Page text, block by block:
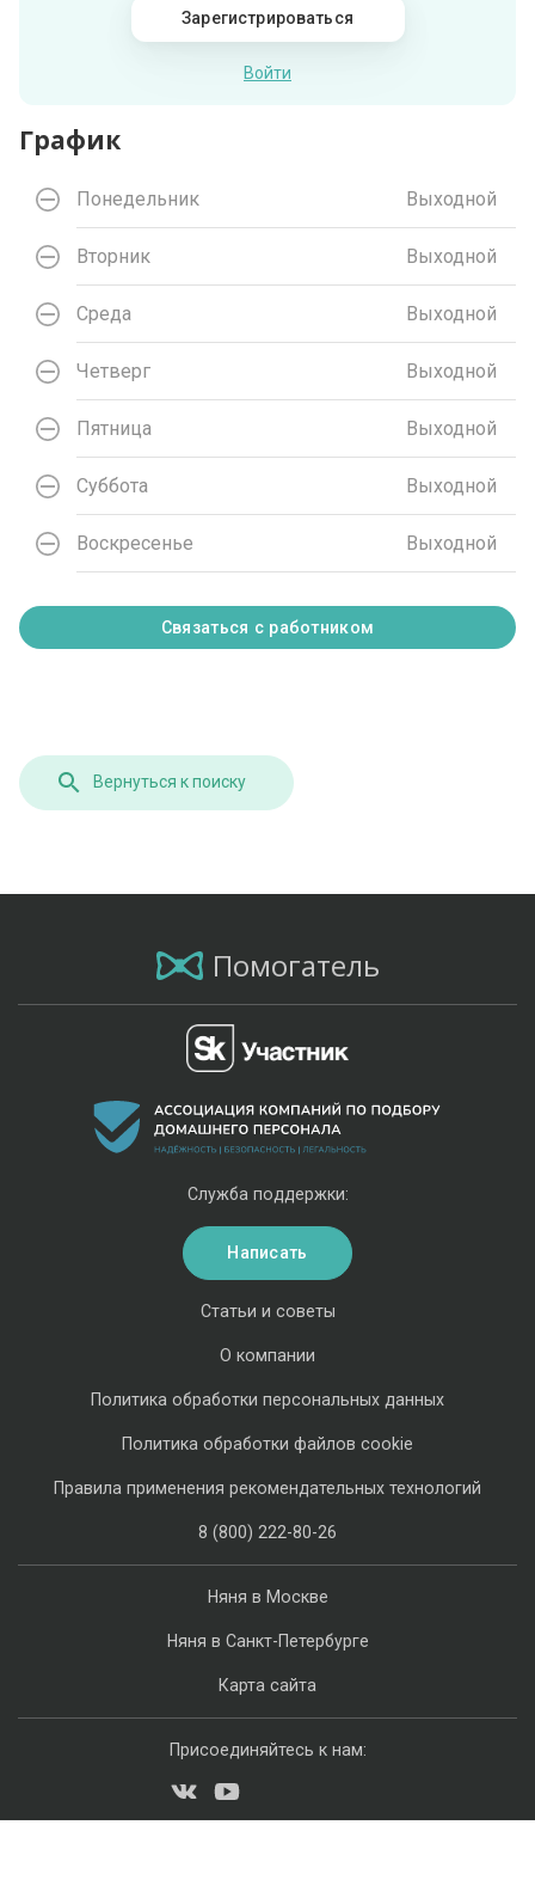
Зарегистрироваться
Войти
График
Понедельник Выходной
Вторник Выходной
Среда Выходной
Четверг Выходной
Пятница Выходной
Суббота Выходной
Воскресенье Выходной
Связаться с работником
Вернуться к поиску
Помогатель
Няня в Москве
Няня в Санкт-Петербурге
Карта сайта
Статьи и советы
О компании
Политика обработки персональных данных
Политика обработки файлов cookie
Правила применения рекомендательных технологий
8 (800) 222-80-26
Служба поддержки:
Написать
Присоединяйтесь к нам: